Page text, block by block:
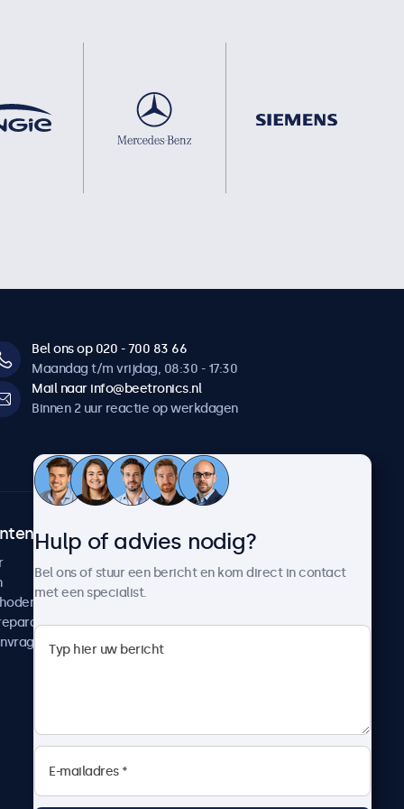
Bel ons op 020 - 700 83 66
Maandag t/m vrijdag, 08:30 - 17:30
Mail naar info@beetronics.nl
Binnen 2 uur reactie op werkdagen
Over Beetronics
Werken bij Beetronics
Algemene voorwaarden
Hulp of advies nodig?
Bel ons of stuur een bericht en kom direct in contact
met een specialist.